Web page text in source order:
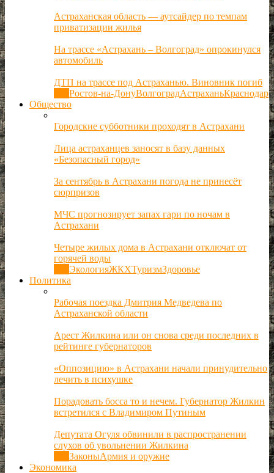
Астраханская область — аутсайдер по темпам
приватизации жилья
На трассе «Астрахань – Волгоград» опрокинулся
автомобиль
ДТП на трассе под Астраханью. Виновник погиб
Ростов-на-ДонуВолгоградАстраханьКраснодар
Общество
Городские субботники проходят в Астрахани
Лица астраханцев заносят в базу данных
«Безопасный город»
За сентябрь в Астрахани погода не принесёт
сюрпризов
МЧС прогнозирует запах гари по ночам в
Астрахани
Четыре жилых дома в Астрахани отключат от
горячей воды
ЭкологияЖКХТуризмЗдоровье
Политика
Рабочая поездка Дмитрия Медведева по
Астраханской области
Арест Жилкина или он снова среди последних в
рейтинге губернаторов
«Оппозицию» в Астрахани начали принудительно
лечить в психушке
Порадовать босса то и нечем. Губернатор Жилкин
встретился с Владимиром Путиным
Депутата Огуля обвинили в распространении
слухов об увольнении Жилкина
ЗаконыАрмия и оружие
Экономика